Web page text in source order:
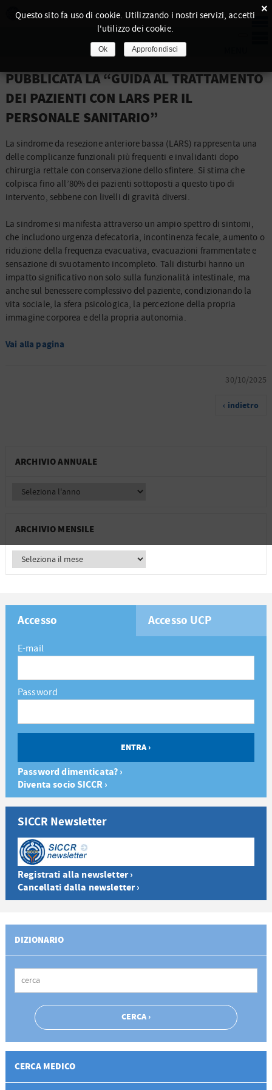
PUBBLICATA LA “GUIDA AL TRATTAMENTO
DEI PAZIENTI CON LARS PER IL
PERSONALE SANITARIO”
La sindrome da resezione anteriore bassa (LARS) rappresenta una
delle complicanze funzionali più frequenti e invalidanti dopo
chirurgia rettale con conservazione dello sfintere. Si stima che
colpisca fino all’80% dei pazienti sottoposti a questo tipo di
intervento, sebbene con livelli di gravità diversi.
La sindrome si manifesta attraverso un ampio spettro di sintomi,
che includono urgenza defecatoria, incontinenza fecale, aumento o
riduzione della frequenza evacuativa, evacuazioni frammentate e
sensazione di svuotamento incompleto. Tali disturbi hanno un
impatto significativo non solo sulla funzionalità intestinale, ma
anche sul benessere complessivo del paziente, condizionando la
vita sociale, la sfera psicologica, la percezione della propria
immagine corporea e della propria autonomia.
Vai alla pagina
30/10/2025
‹ indietro
ARCHIVIO ANNUALE
ARCHIVIO MENSILE
Accesso Accesso UCP
E-mail
Password
Password dimenticata? ›
Diventa socio SICCR ›
SICCR Newsletter
Registrati alla newsletter ›
Cancellati dalla newsletter ›
DIZIONARIO
CERCA MEDICO
×
Questo sito fa uso di cookie. Utilizzando i nostri servizi, accetti
l'utilizzo dei cookie.
Ok Approfondisci